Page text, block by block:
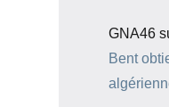
GNA46
Bent